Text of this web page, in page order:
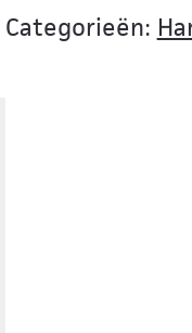
20x14x8
31st/m2
Categorieën: